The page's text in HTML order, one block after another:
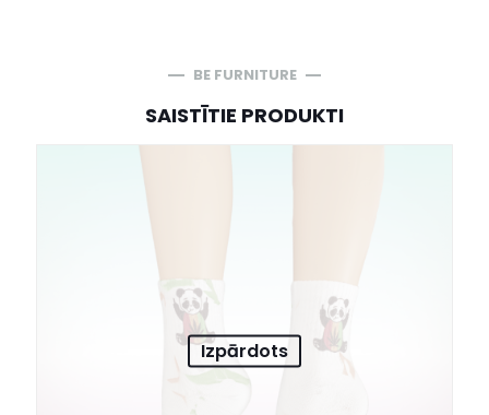
BE FURNITURE
SAISTĪTIE PRODUKTI
Izpārdots